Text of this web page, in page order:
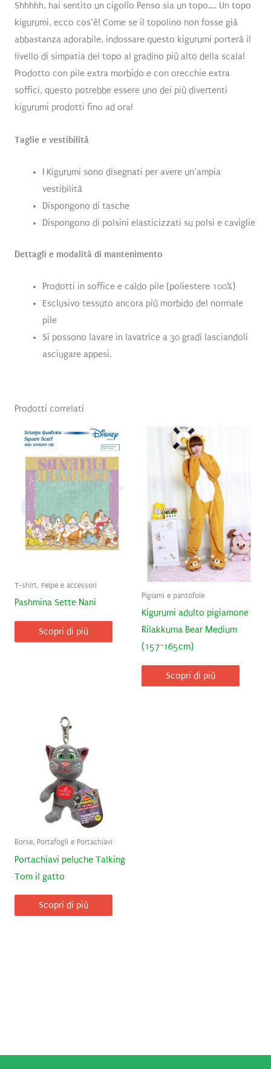
Shhhhh, hai sentito un cigolìo Penso sia un topo…. Un topo
kigurumi, ecco cos’è! Come se il topolino non fosse già
abbastanza adorabile, indossare questo kigurumi porterà il
livello di simpatia del topo al gradino più alto della scala!
Prodotto con pile extra morbido e con orecchie extra
soffici, questo potrebbe essere uno dei più divertenti
kigurumi prodotti fino ad ora!
Taglie e vestibilità
I Kigurumi sono disegnati per avere un’ampia
vestibilità
Dispongono di tasche
Dispongono di polsini elasticizzati su polsi e caviglie
Dettagli e modalità di mantenimento
Prodotti in soffice e caldo pile (poliestere 100%)
Esclusivo tessuto ancora più morbido del normale
pile
Si possono lavare in lavatrice a 30 gradi lasciandoli
asciugare appesi.
Prodotti correlati
T-shirt, Felpe e accessori
Pashmina Sette Nani
Scopri di più
Pigiami e pantofole
Kigurumi adulto pigiamone
Rilakkuma Bear Medium
(157~165cm)
Scopri di più
Borse, Portafogli e Portachiavi
Portachiavi peluche Talking
Tom il gatto
Scopri di più